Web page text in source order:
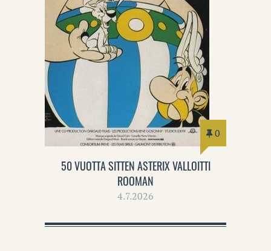
0
50 VUOTTA SITTEN ASTERIX VALLOITTI
ROOMAN
4.7.2026